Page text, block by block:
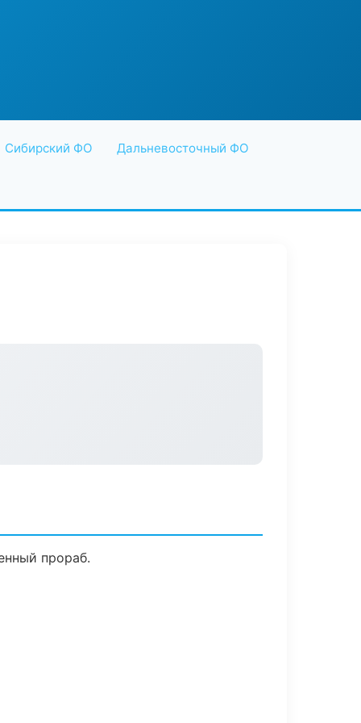
Сибирский ФО Дальневосточный ФО
прораб.